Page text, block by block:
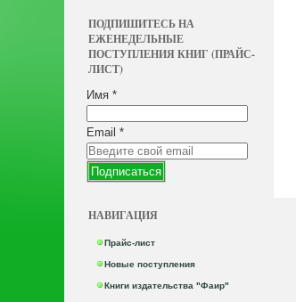
ПОДПИШИТЕСЬ НА
ЕЖЕНЕДЕЛЬНЫЕ
ПОСТУПЛЕНИЯ КНИГ (ПРАЙС-
ЛИСТ)
Имя *
Email *
НАВИГАЦИЯ
Прайс-лист
Новые поступления
Книги издательства "Фаир"